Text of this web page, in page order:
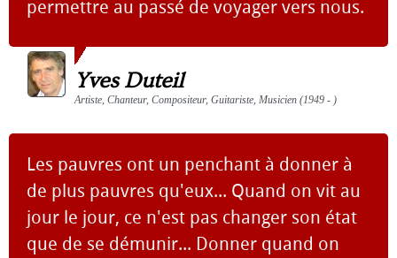
permettre au passé de voyager vers nous.
Yves Duteil
Artiste, Chanteur, Compositeur, Guitariste, Musicien (1949 - )
Les pauvres ont un penchant à donner à
de plus pauvres qu'eux... Quand on vit au
jour le jour, ce n'est pas changer son état
que de se démunir... Donner quand on